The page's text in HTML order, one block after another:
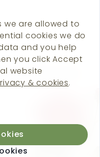
rental now!
we are allowed to
cookies we do
and you help
you click Accept
website
& cookies.